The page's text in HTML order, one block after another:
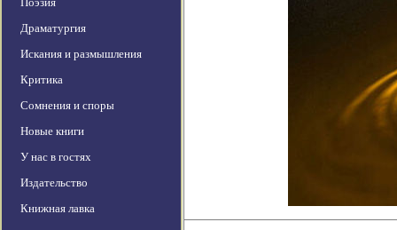
Драматургия
Искания и размышления
Критика
Сомнения и споры
Новые книги
У нас в гостях
Издательство
Книжная лавка